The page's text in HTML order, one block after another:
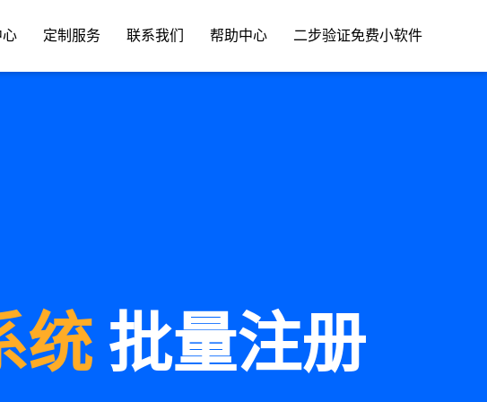
定制服务 联系我们 帮助中心 二步验证免费小软件
统 批量注册